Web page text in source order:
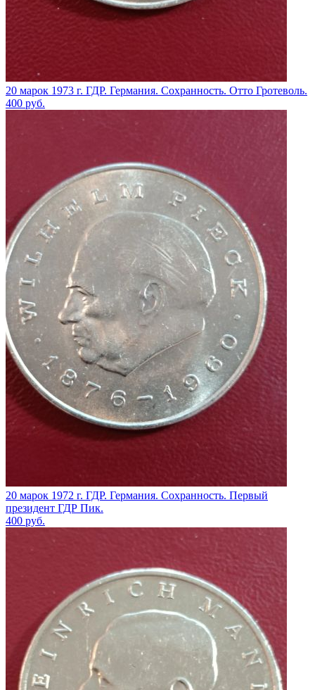
20 марок 1973 г. ГДР. Германия. Сохранность. Отто Гротеволь.
400 руб.
20 марок 1972 г. ГДР. Германия. Сохранность. Первый
президент ГДР Пик.
400 руб.